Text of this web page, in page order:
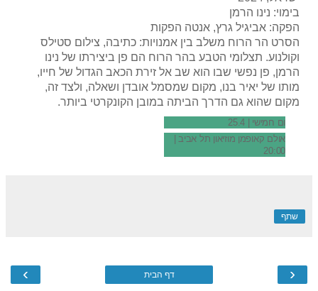
בימוי: נינו הרמן
הפקה: אביגיל גרץ, אנטה הפקות
הסרט הר הרוח משלב בין אמנויות: כתיבה, צילום סטילס
וקולנוע. תצלומי הטבע בהר הרוח הם פן ביצירתו של נינו
הרמן, פן נפשי שבו הוא שב אל זירת הכאב הגדול של חייו,
מותו של יאיר בנו, מקום שמסמל אובדן ושאלה, ולצד זה,
מקום שהוא גם הדרך הביתה במובן הקונקרטי ביותר.
ום חמישי | 25.4
אולם קאופמן מוזיאון תל אביב |
20:00
שתף
‹
› דף הבית